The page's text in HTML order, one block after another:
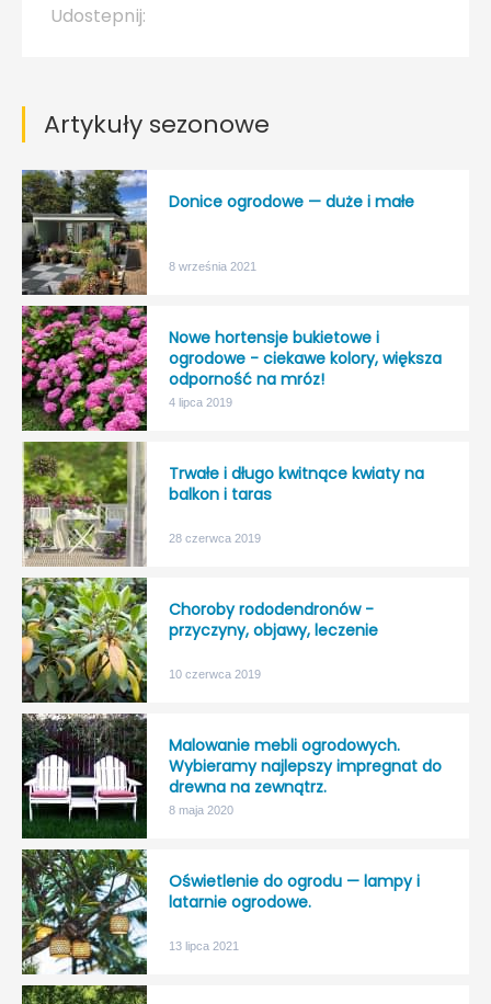
Udostepnij:
Artykuły sezonowe
Donice ogrodowe — duże i małe
8 września 2021
Nowe hortensje bukietowe i
ogrodowe - ciekawe kolory, większa
odporność na mróz!
4 lipca 2019
Trwałe i długo kwitnące kwiaty na
balkon i taras
28 czerwca 2019
Choroby rododendronów -
przyczyny, objawy, leczenie
10 czerwca 2019
Malowanie mebli ogrodowych.
Wybieramy najlepszy impregnat do
drewna na zewnątrz.
8 maja 2020
Oświetlenie do ogrodu — lampy i
latarnie ogrodowe.
13 lipca 2021